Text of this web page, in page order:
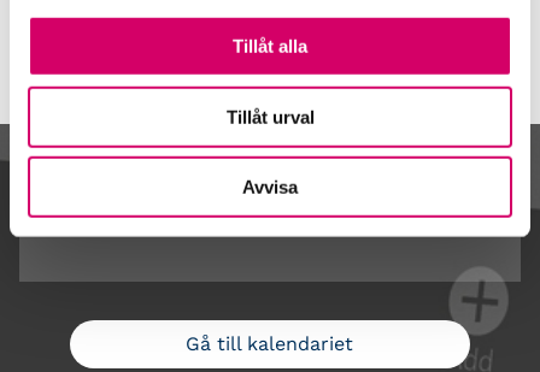
Tillåt alla
Tillåt urval
Avvisa
Gå till kalendariet